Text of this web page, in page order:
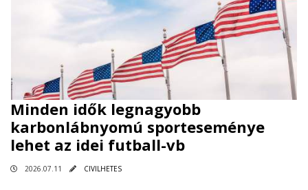
Minden idők legnagyobb
karbonlábnyomú sporteseménye
lehet az idei futball-vb
2026.07.11 CIVILHETES